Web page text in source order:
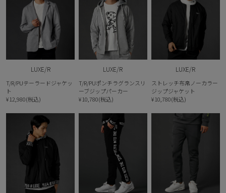
LUXE/R
T/R/PUテーラードジャケッ
ト
¥12,980(税込)
LUXE/R
T/R/PUポンチラグランスリ
ーブジップパーカー
¥10,780(税込)
LUXE/R
ストレッチ布帛ノーカラー
ジップジャケット
¥10,780(税込)